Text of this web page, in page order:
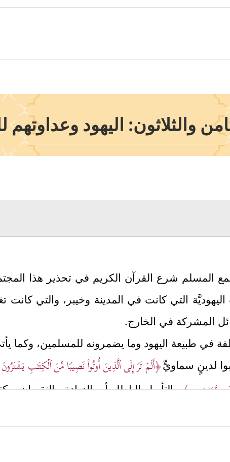
والثلاثون: اليهود وعداوتهم
المسلم شرع القرآن الكريم في تحذير هذا
اليهوديَّة التي كانت في المدينة وخيبر، والتي
المشركة في الخارج.
في طبيعة اليهود وما يضمرونه للمسلمين، وكما
لدينٍ سماويٍّ﴿أَلَمۡ تَرَ إِلَى ٱلَّذِینَ أُوتُواْ نَصِیبࣰا مِّنَ ٱلۡكِتَـٰبِ
مَّوَاضِعِهِۦ﴾بالتأويل الباطل أو بالزيادة والنقصان،